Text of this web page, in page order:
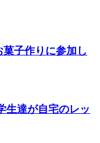
子作りに参加し
生達が自宅のレッ